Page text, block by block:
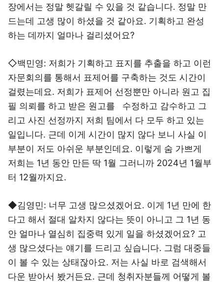
장에서는 정말 헷갈릴 수 있을 것 같습니다. 정말 만
드는데 고생 많이 하셨을 것 같아요. 기획하고 완성
하는 데까지 얼마나 걸리셨어요?
◇백민영: 저희가 기획하고 표지를 추출을 하고 이런
자문회의를 통해서 표제어를 구축하는 것도 시간이
걸렸는데요. 저희가 표제어 선정뿐만 아니라 원고 집
필 의뢰를 하고 받은 원고를 수정하고 감수하고 그
리고 사진 선정까지 저희 팀에서 다 모두 하고 있는
일입니다. 근데 이게 시간이 많지 않다 보니 사실 이
부분이 저도 아쉬운 부분인데요. 이렇게 숨 가쁘게
저희는 1년 동안 만든 딱 1월 그러니까 2024년 1월부
터 12월까지요.
◆김영민: 너무 고생 많으셨겠어요. 이게 1년 만에 한
다고 해서 절대 알차지 않다는 뜻이 아니고 그 1년 동
안 얼마나 열심히 집중력 있게 일을 하셨겠어요? 고
생 많으셨다는 얘기를 드리고 싶습니다. 그럼 대중들
이 볼 수 있는 상태잖아요. 저는 사실 바로 검색해서
다운 받아서 봤거든요. 근데 청취자분들께 어떻게 볼